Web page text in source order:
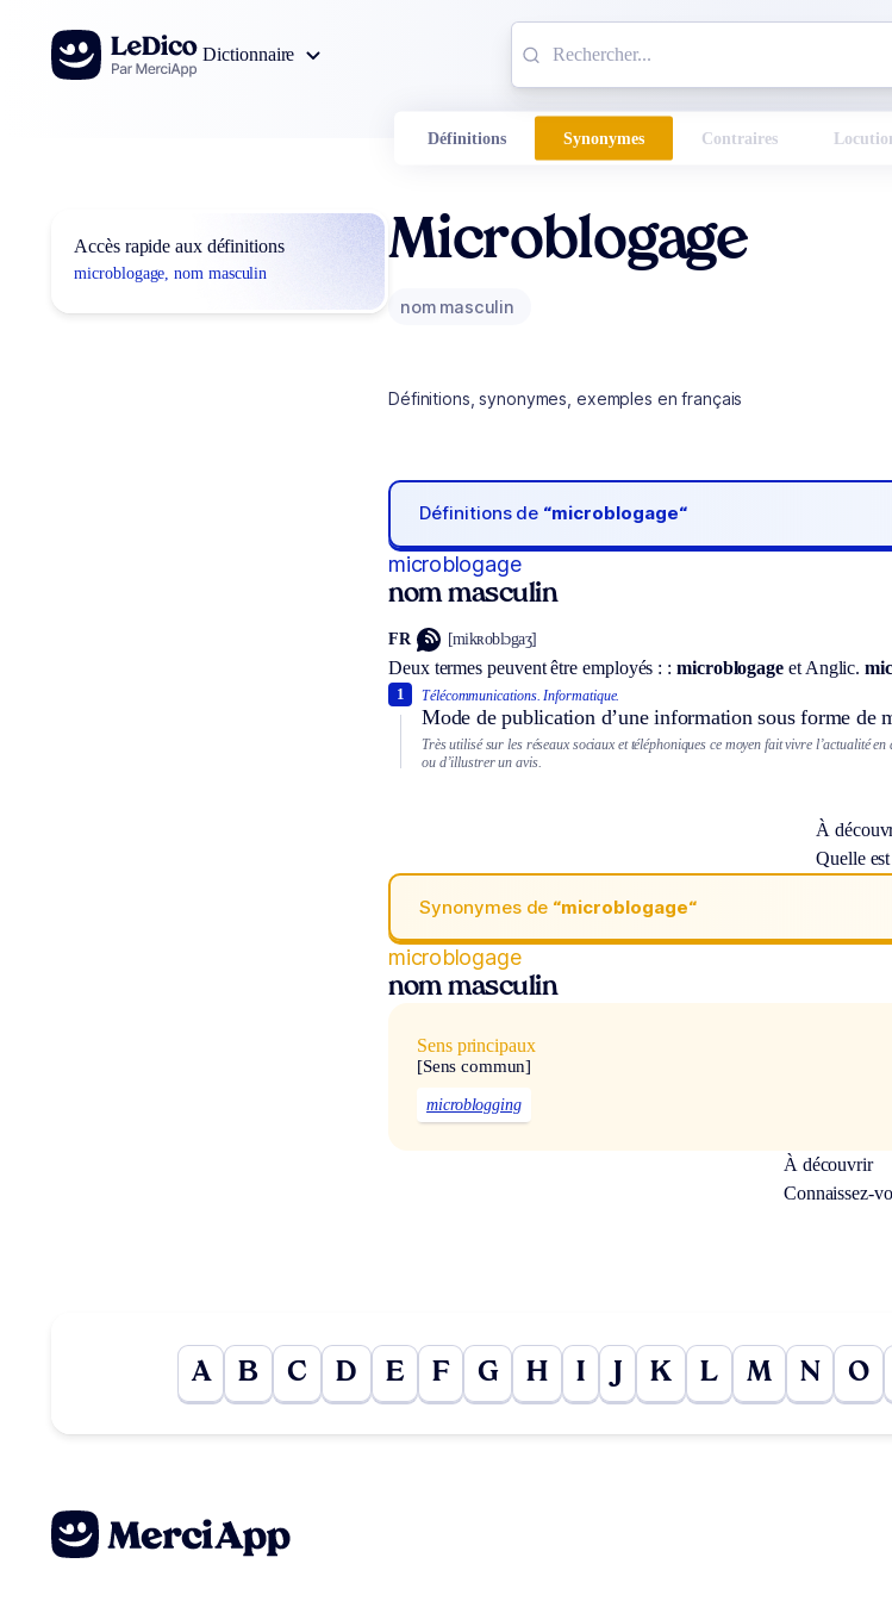
Aller au contenu
Dictionnaire
Définitions Synonymes Contraires
Accès rapide aux définitions
microblogage, nom masculin
Microblogage
nom masculin
Définitions, synonymes, exemples en français
Définitions de “microblogage“
microblogage
nom masculin
FR [mikʀoblɔgaʒ]
Deux termes peuvent être employés : :microblogage et Anglic.
Télécommunications. Informatique.
Mode de publication d’une information sous forme de
1
Très utilisé sur les réseaux sociaux et téléphoniques ce moyen fait vivre l’actualité
ou d’illustrer un avis.
À
Quelle
Synonymes de “microblogage“
microblogage
nom masculin
Sens principaux
[Sens commun]
microblogging
À découvrir
Connaissez-
A B C D E F G H I J K L M N O